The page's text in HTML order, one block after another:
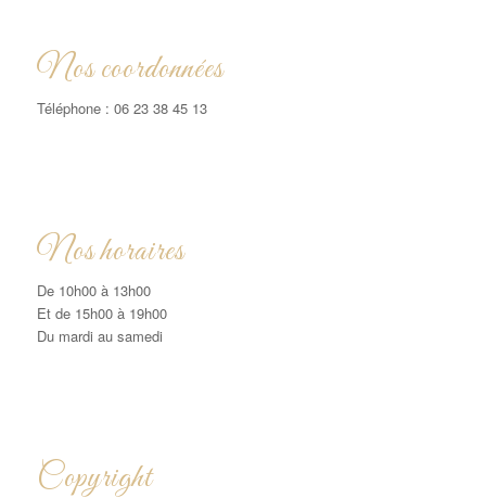
Nos coordonnées
Téléphone : 06 23 38 45 13
Nos horaires
De 10h00 à 13h00
Et de 15h00 à 19h00
Du mardi au samedi
Copyright